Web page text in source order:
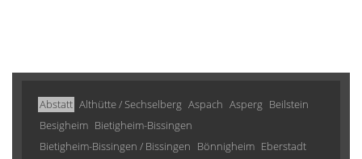
Abstatt Althütte / Sechselberg Aspach Asperg Beilstein
Besigheim Bietigheim-Bissingen
Bietigheim-Bissingen / Bissingen Bönnigheim Eberstadt